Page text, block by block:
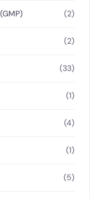
(2)
(2)
(33)
(1)
(4)
(1)
(5)